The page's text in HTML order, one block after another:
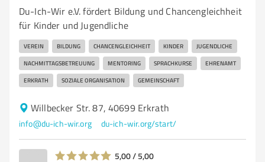
Du-Ich-Wir e.V. fördert Bildung und Chancengleichheit
für Kinder und Jugendliche
VEREIN BILDUNG CHANCENGLEICHHEIT KINDER JUGENDLICHE
NACHMITTAGSBETREUUNG MENTORING SPRACHKURSE EHRENAMT
ERKRATH SOZIALE ORGANISATION GEMEINSCHAFT
Willbecker Str. 87, 40699 Erkrath
info@du-ich-wir.org du-ich-wir.org/start/
5,00 / 5,00